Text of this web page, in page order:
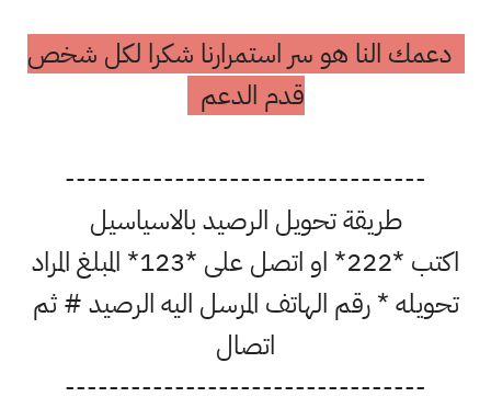
دعمك النا هو سر استمرارنا شكرا لكل شخص
قدم الدعم
---------------------------------
طريقة تحويل الرصيد بالاسياسيل
اكتب *222* او اتصل على *123* المبلغ المراد
تحويله * رقم الهاتف المرسل اليه الرصيد # ثم
اتصال
---------------------------------